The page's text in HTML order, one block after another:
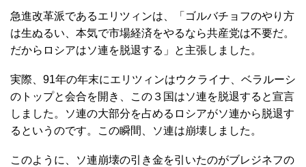
急進改革派であるエリツィンは、「ゴルバチョフのやり方
は生ぬるい、本気で市場経済をやるなら共産党は不要だ。
だからロシアはソ連を脱退する」と主張しました。
実際、91年の年末にエリツィンはウクライナ、ベラルーシ
のトップと会合を開き、この３国はソ連を脱退すると宣言
しました。ソ連の大部分を占めるロシアがソ連から脱退す
るというのです。この瞬間、ソ連は崩壊しました。
このように、ソ連崩壊の引き金を引いたのがブレジネフの